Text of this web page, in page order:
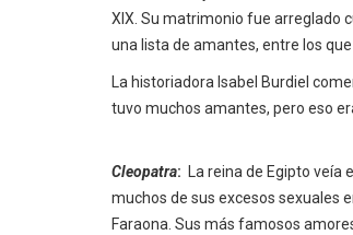
XIX. Su matrimonio fue arreglado
una lista de amantes, entre los
La historiadora Isabel Burdiel
tuvo muchos amantes, pero eso
Cleopatra: La reina de Egipto
muchos de sus excesos sexuales
Faraona. Sus más famosos